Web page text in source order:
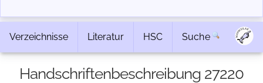
Verzeichnisse Literatur HSC Suche
Handschriftenbeschreibung 27220